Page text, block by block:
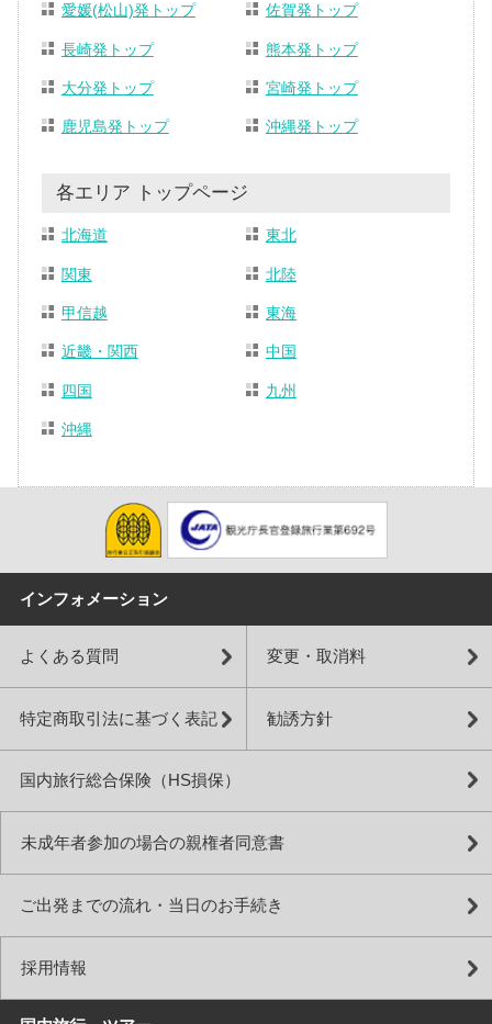
愛媛(松山)発トップ 佐賀発トップ
長崎発トップ 熊本発トップ
大分発トップ 宮崎発トップ
鹿児島発トップ 沖縄発トップ
各エリア トップページ
北海道 東北
関東 北陸
甲信越 東海
近畿・関西 中国
四国 九州
沖縄
インフォメーション
よくある質問 変更・取消料
特定商取引法に基づく表記 勧誘方針
国内旅行総合保険（HS損保）
未成年者参加の場合の親権者同意書
ご出発までの流れ・当日のお手続き
採用情報